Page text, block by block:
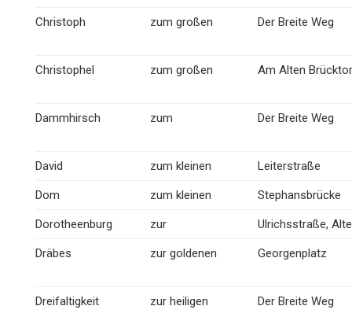
Christoph zum großen Der Breite Weg
Christophel zum großen Am Alten Brücktor
Dammhirsch zum Der Breite Weg
David zum kleinen Leiterstraße
Dom zum kleinen Stephansbrücke
Dorotheenburg zur Ulrichsstraße, Alte
Dräbes zur goldenen Georgenplatz
Dreifaltigkeit zur heiligen Der Breite Weg